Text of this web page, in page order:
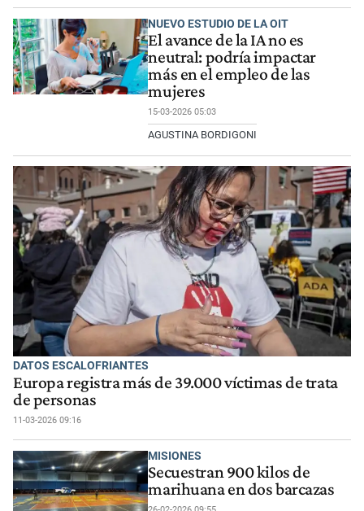
NUEVO ESTUDIO DE LA OIT
El avance de la IA no es
neutral: podría impactar
más en el empleo de las
mujeres
15-03-2026 05:03
AGUSTINA BORDIGONI
DATOS ESCALOFRIANTES
Europa registra más de 39.000 víctimas de trata
de personas
11-03-2026 09:16
MISIONES
Secuestran 900 kilos de
marihuana en dos barcazas